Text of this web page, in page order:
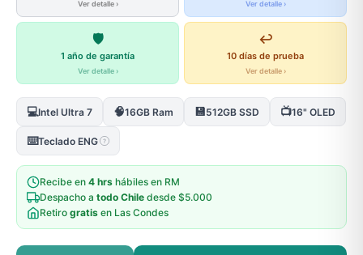
Ver detalle › Ver detalle ›
🛡️
1 año de garantía
Ver detalle ›
↩️
10 días de prueba
Ver detalle ›
💻Intel Ultra 7 🧠16GB Ram 💾512GB SSD 📺16" OLED
⌨️Teclado ENG ?
Recibe en 4 hrs hábiles en RM
Despacho a todo Chile desde $5.000
Retiro gratis en Las Condes